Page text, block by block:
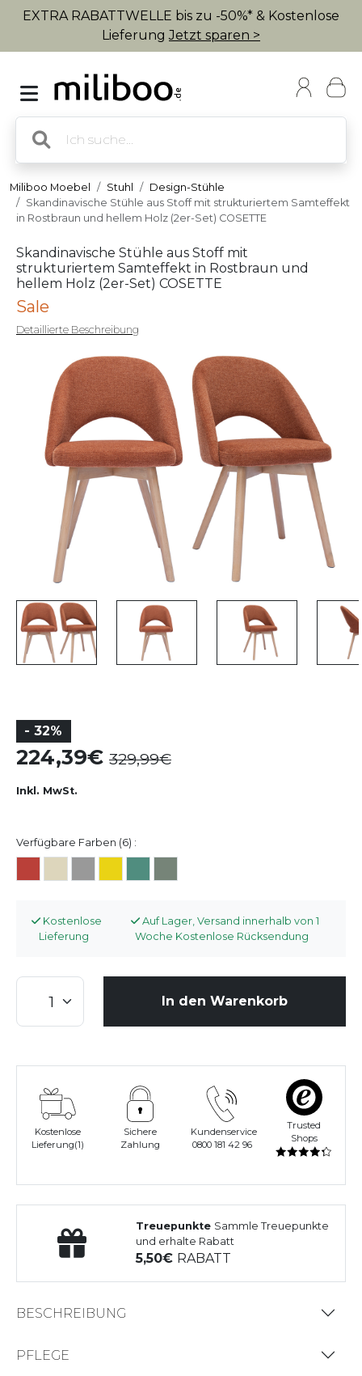
EXTRA RABATTWELLE bis zu -50%* & Kostenlose
LieferungJetzt sparen >
Miliboo Moebel Stuhl
Design-Stühle
Skandinavische Stühle aus Stoff mit strukturiertem Samteffekt
in Rostbraun und hellem Holz (2er-Set) COSETTE
Skandinavische Stühle aus Stoff mit
strukturiertem Samteffekt in Rostbraun und
hellem Holz (2er-Set) COSETTE
Sale
Detaillierte Beschreibung
- 32%
224,39 329,99
Inkl. MwSt.
Verfügbare Farben (6) :
Kostenlose
Lieferung
Auf Lager, Versand innerhalb von 1
Woche Kostenlose Rücksendung
In den Warenkorb
Kostenlose
Lieferung(1)
Sichere
Zahlung
Kundenservice
0800 181 42 96
Trusted
Shops
Treuepunkte Sammle Treuepunkte
und erhalte Rabatt
5,50 RABATT
BESCHREIBUNG
PFLEGE